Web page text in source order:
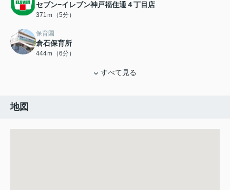
セブン−イレブン神戸福住通４丁目店
371ｍ（5分）
保育園
倉石保育所
444ｍ（6分）
すべて見る
地図